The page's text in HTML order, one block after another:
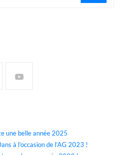
une belle année 2025
à l’occasion de l’AG 2023 !